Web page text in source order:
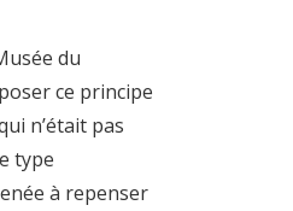
du
ce principe
n’était pas
type
à repenser